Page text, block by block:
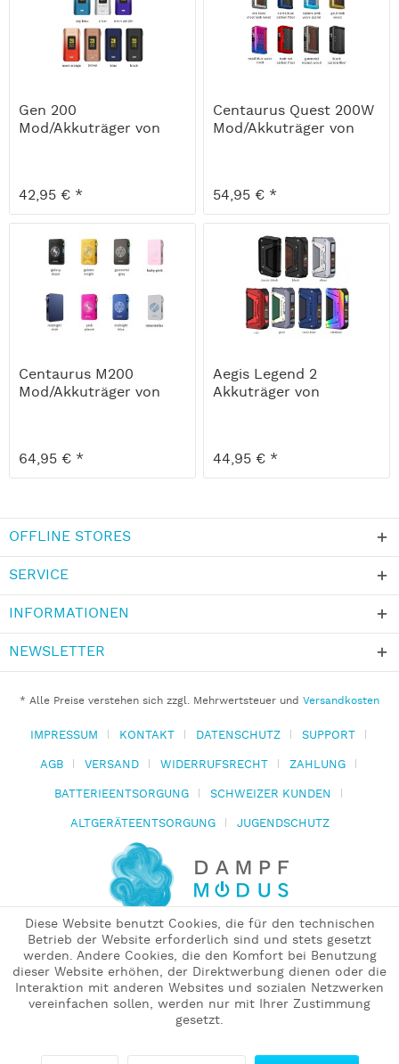
Gen 200
Mod/Akkuträger von
42,95 € *
Centaurus Quest 200W
Mod/Akkuträger von
54,95 € *
Centaurus M200
Mod/Akkuträger von
64,95 € *
Aegis Legend 2
Akkuträger von
44,95 € *
OFFLINE STORES
SERVICE
INFORMATIONEN
NEWSLETTER
* Alle Preise verstehen sich zzgl. Mehrwertsteuer und Versandkosten
IMPRESSUM KONTAKT DATENSCHUTZ
SUPPORT
AGB
VERSAND WIDERRUFSRECHT
ZAHLUNG
BATTERIEENTSORGUNG
SCHWEIZER KUNDEN
ALTGERÄTEENTSORGUNG
JUGENDSCHUTZ
Diese Website benutzt Cookies, die für den technischen
Betrieb der Website erforderlich sind und stets gesetzt
werden. Andere Cookies, die den Komfort bei Benutzung
dieser Website erhöhen, der Direktwerbung dienen oder die
Interaktion mit anderen Websites und sozialen Netzwerken
vereinfachen sollen, werden nur mit Ihrer Zustimmung
gesetzt.